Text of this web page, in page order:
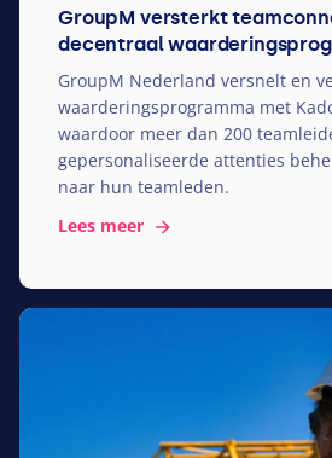
GroupM versterkt
decentraal
GroupM Nederland versnelt en
waarderingsprogramma met
waardoor meer dan 200
gepersonaliseerde attenties
naar hun teamleden.
Lees meer